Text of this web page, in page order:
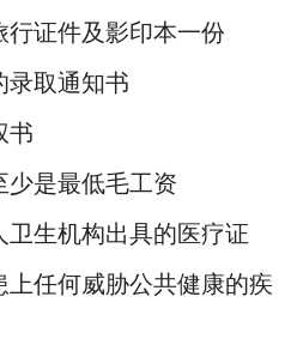
证件及影印本一份
录取通知书
书
是最低毛工资
生机构出具的医疗证
任何威胁公共健康的疾